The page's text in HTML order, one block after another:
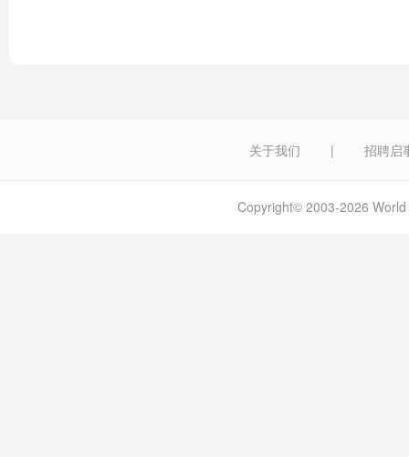
关于我们 | 招聘启
Copyright© 2003-2026